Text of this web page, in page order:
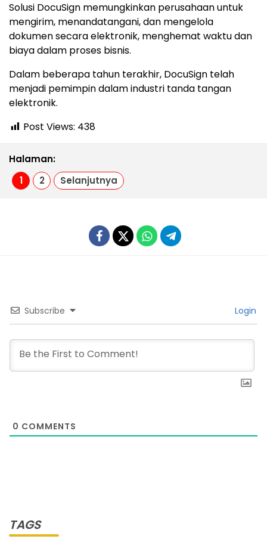
Solusi DocuSign memungkinkan perusahaan untuk
mengirim, menandatangani, dan mengelola
dokumen secara elektronik, menghemat waktu dan
biaya dalam proses bisnis.
Dalam beberapa tahun terakhir, DocuSign telah
menjadi pemimpin dalam industri tanda tangan
elektronik.
Post Views: 438
Halaman:
1
2 Selanjutnya
Subscribe Login
0 COMMENTS
TAGS